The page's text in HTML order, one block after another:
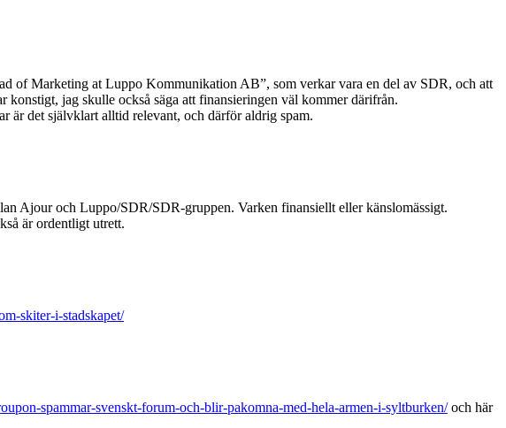
of Marketing at Luppo Kommunikation AB”, som verkar vara en del av SDR, och att
jag skulle också säga att finansieringen väl kommer därifrån.
är det självklart alltid relevant, och därför aldrig spam.
Ajour och Luppo/SDR/SDR-gruppen. Varken finansiellt eller känslomässigt.
är ordentligt utrett.
skiter-i-stadskapet/
spammar-svenskt-forum-och-blir-pakomna-med-hela-armen-i-syltburken/och här